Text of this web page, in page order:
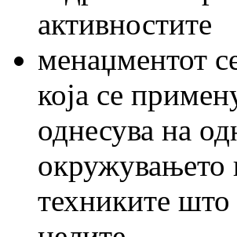
активностите
менаџментот
која се
однесува на
окружувањето
техниките што